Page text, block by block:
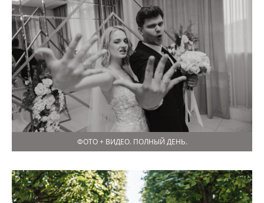
ФОТО + ВИДЕО. ПОЛНЫЙ ДЕНЬ.